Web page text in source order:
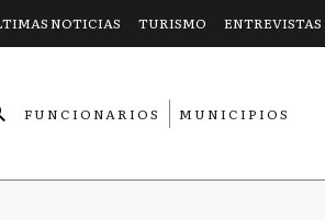
NOTICIAS TURISMO ENTREVISTAS
FUNCIONARIOS
MUNICIPIOS